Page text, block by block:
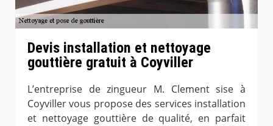
Devis installation et nettoyage
gouttière gratuit à Coyviller
L’entreprise de zingueur M. Clement sise à
Coyviller vous propose des services installation
et nettoyage gouttière de qualité, en parfait